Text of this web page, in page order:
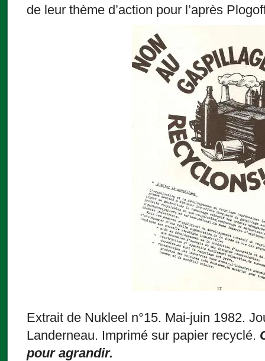
de leur thème d’action pour l’après
Extrait de Nukleel n°15. Mai-juin 1982.
Landerneau. Imprimé sur papier recyclé.
pour agrandir.